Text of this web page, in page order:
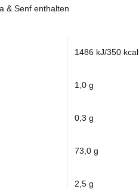
& Senf enthalten
1486 kJ/350 kcal
1,0 g
0,3 g
73,0 g
2,5 g